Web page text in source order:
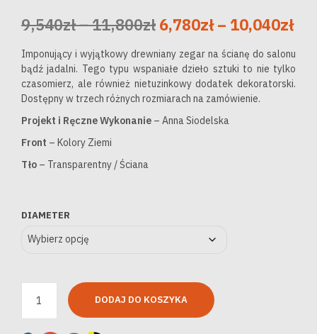
9,540zł–11,800złZakres
cen:
od
9,540zł
do
Pierwotna
cena
wynosiła:
9,540zł
–
6,780zł – 10,040zł
od
Imponujący i wyjątkowy drewniany zegar na ścianę do salonu
bądź jadalni. Tego typu wspaniałe dzieło sztuki to nie tylko
czasomierz, ale również nietuzinkowy dodatek dekoratorski.
Dostępny w trzech różnych rozmiarach na zamówienie.
Projekt i Ręczne Wykonanie – Anna Siodelska
Front – Kolory Ziemi
Tło – Transparentny / Ściana
DIAMETER
DODAJ DO KOSZYKA